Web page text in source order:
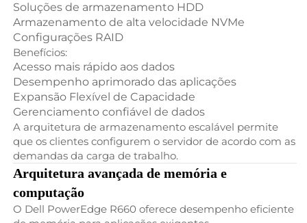
Soluções de armazenamento HDD
Armazenamento de alta velocidade NVMe
Configurações RAID
Benefícios:
Acesso mais rápido aos dados
Desempenho aprimorado das aplicações
Expansão Flexível de Capacidade
Gerenciamento confiável de dados
A arquitetura de armazenamento escalável permite
que os clientes configurem o servidor de acordo com as
demandas da carga de trabalho.
Arquitetura avançada de memória e
computação
O Dell PowerEdge R660 oferece desempenho eficiente